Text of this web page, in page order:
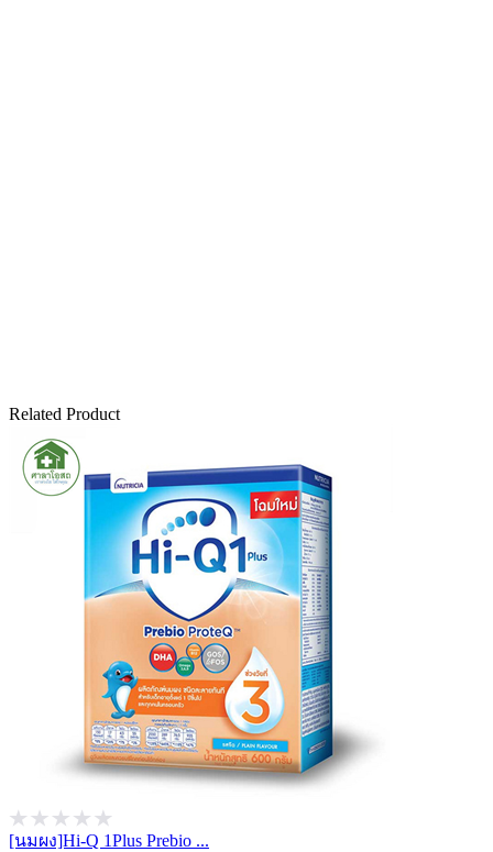
Related Product
[นมผง]Hi-Q 1Plus Prebio ...